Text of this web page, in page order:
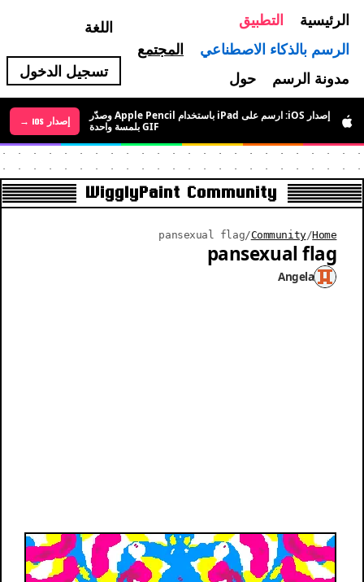
الرئيسية
التطبيق
الرسم بالذكاء الاصطناعي
المجتمع
مدونة الرسم
حول
اللغة
تسجيل الدخول
إصدار Android → إصدار iOS: ارسم على iPad باستخدام Apple Pencil وصدّر
GIF بلمسة واحدة
إصدار iOS →
WigglyPaint Community
Home
/
Community
/
pansexual flag
pansexual flag
Angela